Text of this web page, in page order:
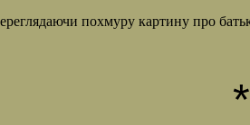
похмуру картину про